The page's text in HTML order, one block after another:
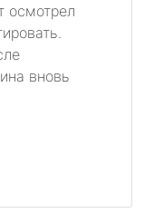
осмотрел
вновь